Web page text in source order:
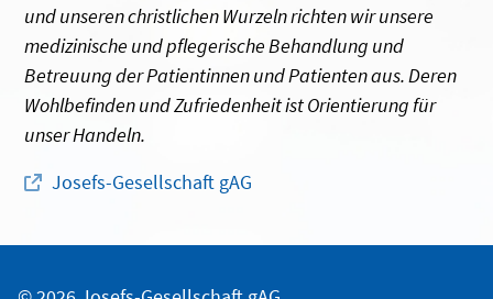
und unseren christlichen Wurzeln richten wir unsere
medizinische und pflegerische Behandlung und
Betreuung der Patientinnen und Patienten aus. Deren
Wohlbefinden und Zufriedenheit ist Orientierung für
unser Handeln.
Josefs-Gesellschaft gAG